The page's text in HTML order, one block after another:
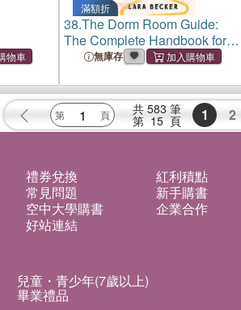
滿額折
38.The Dorm Room Guide:
The Complete Handbook for
Preparing, Packing, and Living
無庫存
共 583 筆
第 15 頁 1 2
禮券兌換
紅利積點
常見問題
新手購書
空中大學購書
企業合作
好站連結
兒童・青少年(7歲以上)
畢業禮品